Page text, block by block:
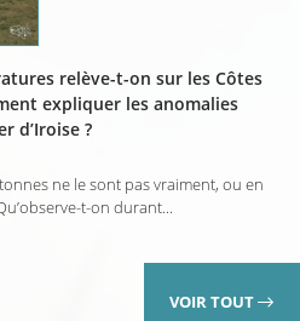
relève-t-on sur les Côtes
expliquer les anomalies
d’Iroise ?
ne le sont pas vraiment, ou en
t-on durant...
VOIR TOUT